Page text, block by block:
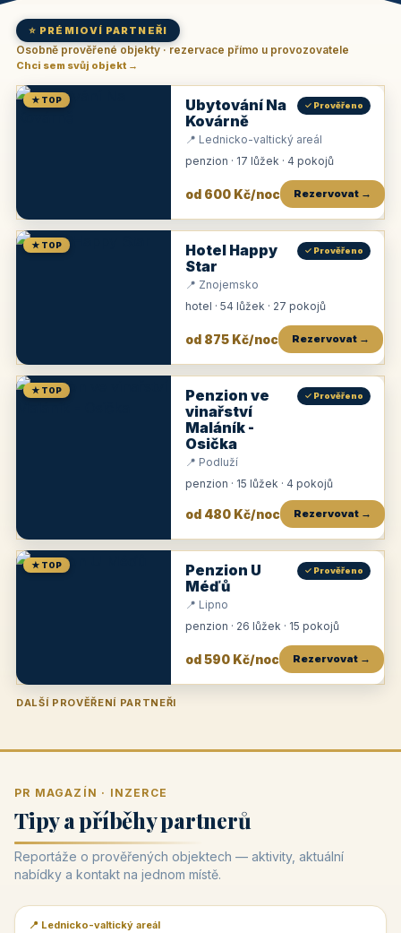
⭐ PRÉMIOVÍ PARTNEŘI
Osobně prověřené objekty · rezervace přímo u provozovatele
Chci sem svůj objekt →
★ TOP
Ubytování Na
Kovárně
✓ Prověřeno
📍 Lednicko-valtický areál
penzion · 17 lůžek · 4 pokojů
od 600 Kč/noc Rezervovat →
★ TOP
Hotel Happy
Star
✓ Prověřeno
📍 Znojemsko
hotel · 54 lůžek · 27 pokojů
od 875 Kč/noc Rezervovat →
★ TOP
Penzion ve
vinařství
Maláník -
Osička
✓ Prověřeno
📍 Podluží
penzion · 15 lůžek · 4 pokojů
od 480 Kč/noc Rezervovat →
★ TOP
Penzion U
Méďů
✓ Prověřeno
📍 Lipno
penzion · 26 lůžek · 15 pokojů
od 590 Kč/noc Rezervovat →
DALŠÍ PROVĚŘENÍ PARTNEŘI
Penzion U Zámku Pension Faber
PR MAGAZÍN · INZERCE
Tipy a příběhy partnerů
Reportáže o prověřených objektech — aktivity, aktuální
nabídky a kontakt na jednom místě.
📰 PR článek
📍 Lednicko-valtický areál